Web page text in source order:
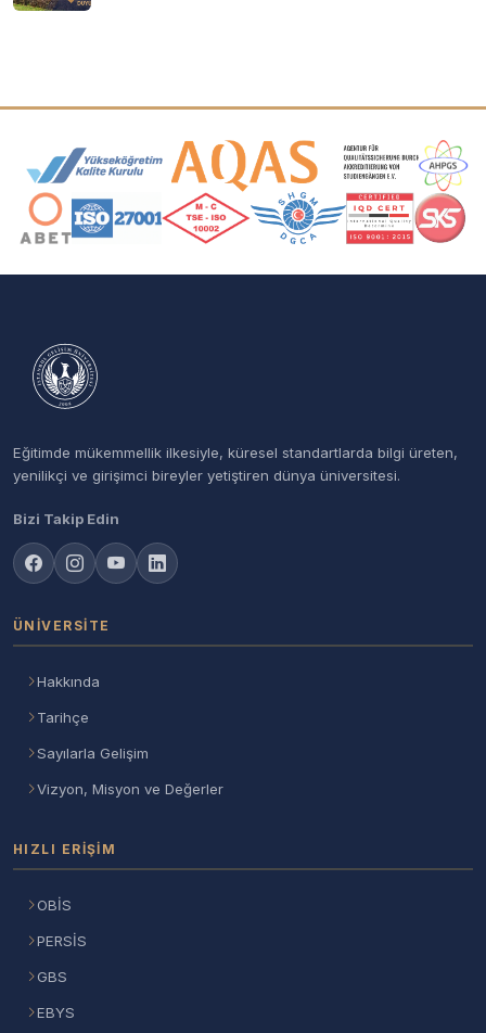
Akreditasyon ve Üyelik Logoları
Eğitimde mükemmellik ilkesiyle, küresel standartlarda bilgi üreten,
yenilikçi ve girişimci bireyler yetiştiren dünya üniversitesi.
Bizi Takip Edin
ÜNIVERSITE
Hakkında
Tarihçe
Sayılarla Gelişim
Vizyon, Misyon ve Değerler
HIZLI ERIŞIM
OBİS
PERSİS
GBS
EBYS